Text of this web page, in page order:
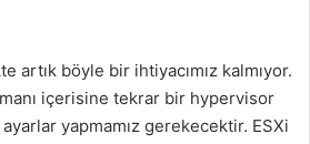
artık böyle bir ihtiyacımız kalmıyor.
içerisine tekrar bir hypervisor
yapmamız gerekecektir. ESXi